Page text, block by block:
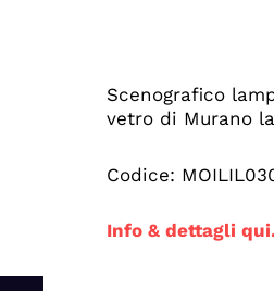
Scenografico
vetro di Murano
Codice:
Info & dettagli qui.